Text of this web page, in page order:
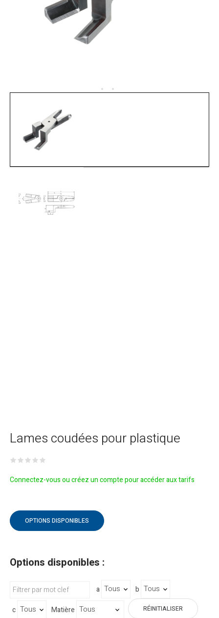
Lames coudées pour plastique
Connectez-vous ou créez un compte pour accéder aux tarifs
OPTIONS DISPONIBLES
Options disponibles :
a
b
c
Matière RÉINITIALISER